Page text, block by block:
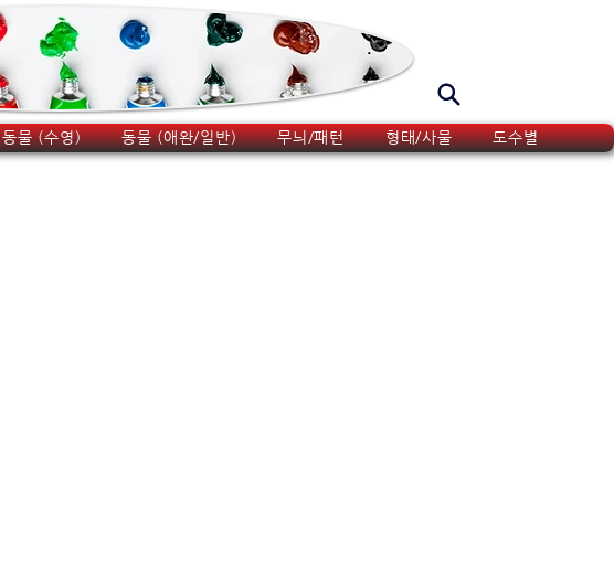
동물 (수영) 동물 (애완/일반) 무늬/패턴 형태/사물 도수별